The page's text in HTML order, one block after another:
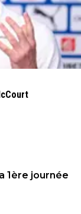
1ère journée